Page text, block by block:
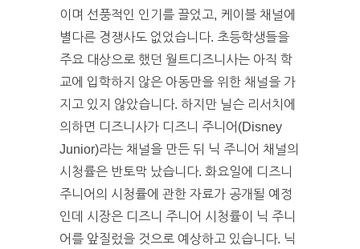
이며 선풍적인 인기를 끌었고, 케이블 채널에
별다른 경쟁사도 없었습니다. 초등학생들을
주요 대상으로 했던 월트디즈니사는 아직 학
교에 입학하지 않은 아동만을 위한 채널을 가
지고 있지 않았습니다. 하지만 닐슨 리서치에
의하면 디즈니사가 디즈니 주니어(Disney
Junior)라는 채널을 만든 뒤 닉 주니어 채널의
시청률은 반토막 났습니다. 화요일에 디즈니
주니어의 시청률에 관한 자료가 공개될 예정
인데 시장은 디즈니 주니어 시청률이 닉 주니
어를 앞질렀을 것으로 예상하고 있습니다. 닉